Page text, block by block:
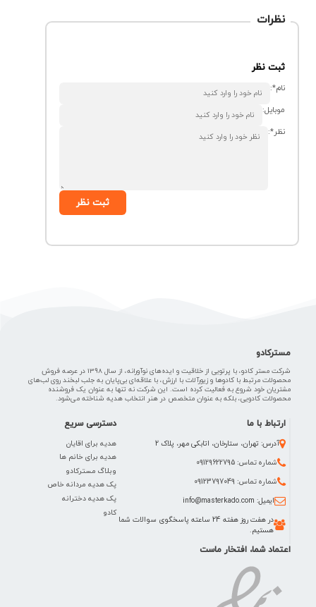
نظرات
ثبت نظر
نام*:
موبایل:
نظر*:
ثبت نظر
مسترکادو
شرکت مستر کادو، با پرتویی از خلاقیت و ایده‌های نوآورانه، از سال 1398 در عرصه فروش
محصولات مرتبط با کادوها و زیورآلات با ارزش، با علاقه‌ای بی‌پایان به جلب لبخند روی لب‌های
مشتریان خود شروع به فعالیت کرده است. این شرکت نه تنها به عنوان یک فروشنده
محصولات کادویی، بلکه به عنوان متخصص در هنر انتخاب هدیه شناخته می‌شود.
ارتباط با ما
آدرس: تهران، ستارخان، اتابکی مهر، پلاک 2
شماره تماس: 09129622795
شماره تماس: 09123797049
ایمیل: info@masterkado.com
در هفت روز هفته 24 ساعته پاسخگوی سوالات شما
هستیم.
دسترسی سریع
هدیه برای اقایان
هدیه برای خانم ها
وبلاگ مسترکادو
پک هدیه مردانه خاص
پک هدیه دخترانه
کادو
اعتماد شما، افتخار ماست